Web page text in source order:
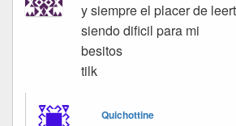
y siempre el placer de
siendo dificil para mi
besitos
tilk
Quichottine